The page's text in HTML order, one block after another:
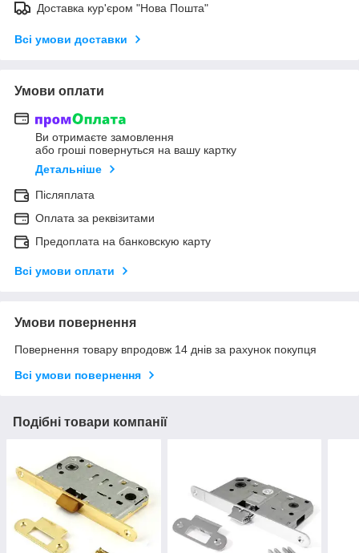
Доставка кур'єром "Нова Пошта"
Всі умови доставки
Умови оплати
Ви отримаєте замовлення
або гроші повернуться на вашу картку
Детальніше
Післяплата
Оплата за реквізитами
Предоплата на банковскую карту
Всі умови оплати
Умови повернення
Повернення товару впродовж 14 днів за рахунок покупця
Всі умови повернення
Подібні товари компанії